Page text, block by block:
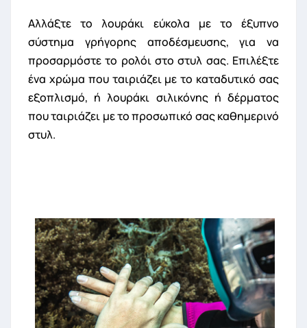
Αλλάξτε το λουράκι εύκολα με το έξυπνο
σύστημα γρήγορης αποδέσμευσης, για να
προσαρμόστε το ρολόι στο στυλ σας. Επιλέξτε
ένα χρώμα που ταιριάζει με το καταδυτικό σας
εξοπλισμό, ή λουράκι σιλικόνης ή δέρματος
που ταιριάζει με το προσωπικό σας καθημερινό
στυλ.